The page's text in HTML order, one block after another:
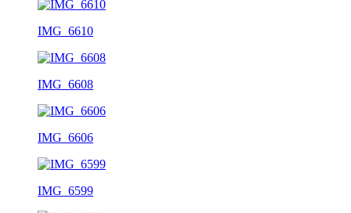
IMG_6610
IMG_6608
IMG_6606
IMG_6599